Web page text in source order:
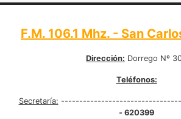
F.M. 106.1 Mhz. - San
Dirección: Dorrego Nº
Teléfonos:
Secretaría:
- 620399